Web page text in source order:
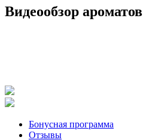
Видеообзор ароматов
Бонусная программа
Отзывы